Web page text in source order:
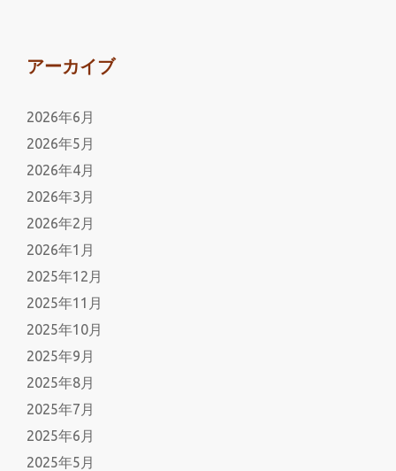
アーカイブ
2026年6月
2026年5月
2026年4月
2026年3月
2026年2月
2026年1月
2025年12月
2025年11月
2025年10月
2025年9月
2025年8月
2025年7月
2025年6月
2025年5月